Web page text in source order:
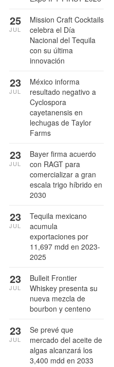
Mission Craft Cocktails
celebra el Día
Nacional del Tequila
con su última
innovación
25
JUL
México informa
resultado negativo a
Cyclospora
cayetanensis en
lechugas de Taylor
Farms
23
JUL
Bayer firma acuerdo
con RAGT para
comercializar a gran
escala trigo híbrido en
2030
23
JUL
Tequila mexicano
acumula
exportaciones por
11,697 mdd en 2023-
2025
23
JUL
Bulleit Frontier
Whiskey presenta su
nueva mezcla de
bourbon y centeno
23
JUL
Se prevé que
mercado del aceite de
algas alcanzará los
3,400 mdd en 2033
23
JUL